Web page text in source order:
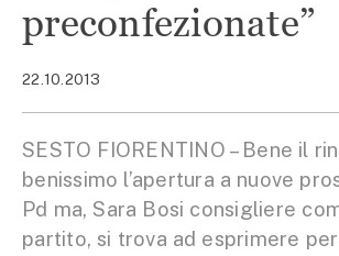
preconfezionate”
22.10.2013
SESTO FIORENTINO – Bene il
benissimo l’apertura a nuove
Pd ma, Sara Bosi consigliere
partito, si trova ad esprimere